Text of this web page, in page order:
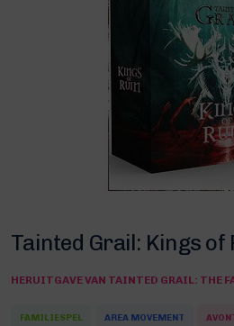
Tainted Grail: Kings of
HERUITGAVE VAN TAINTED GRAIL: THE
FAMILIESPEL AREA MOVEMENT